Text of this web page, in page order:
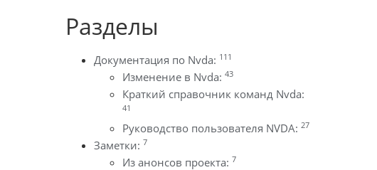
Разделы
Документация по Nvda: 111
Изменение в Nvda: 43
Краткий справочник команд Nvda:
41
Руководство пользователя NVDA: 27
Заметки: 7
Из анонсов проекта: 7